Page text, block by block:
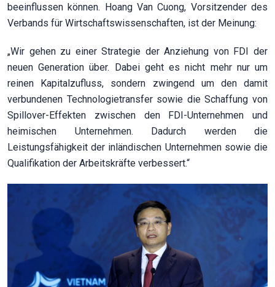
beeinflussen können. Hoang Van Cuong, Vorsitzender des
Verbands für Wirtschaftswissenschaften, ist der Meinung:
„Wir gehen zu einer Strategie der Anziehung von FDI der
neuen Generation über. Dabei geht es nicht mehr nur um
reinen Kapitalzufluss, sondern zwingend um den damit
verbundenen Technologietransfer sowie die Schaffung von
Spillover-Effekten zwischen den FDI-Unternehmen und
heimischen Unternehmen. Dadurch werden die
Leistungsfähigkeit der inländischen Unternehmen sowie die
Qualifikation der Arbeitskräfte verbessert.“